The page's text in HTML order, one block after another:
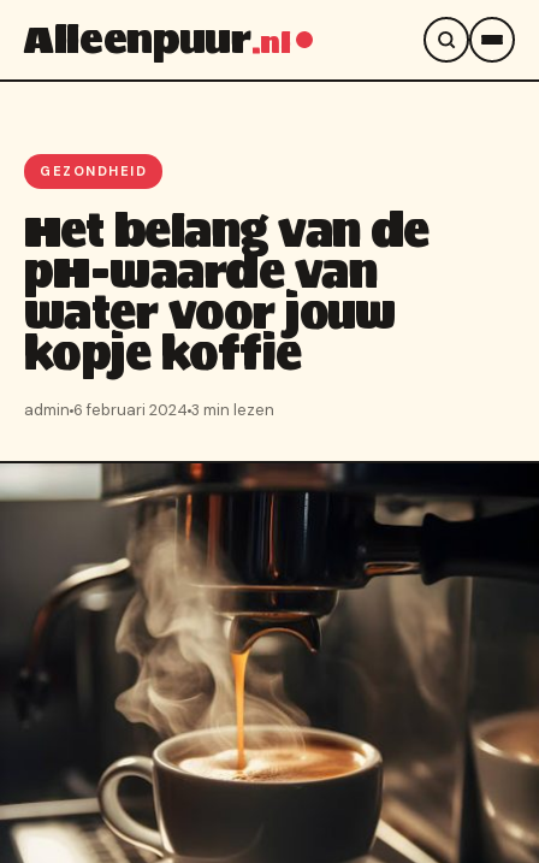
Alleenpuur.nl
GEZONDHEID
Het belang van de
pH-waarde van
water voor jouw
kopje koffie
admin 6 februari 2024 3 min lezen